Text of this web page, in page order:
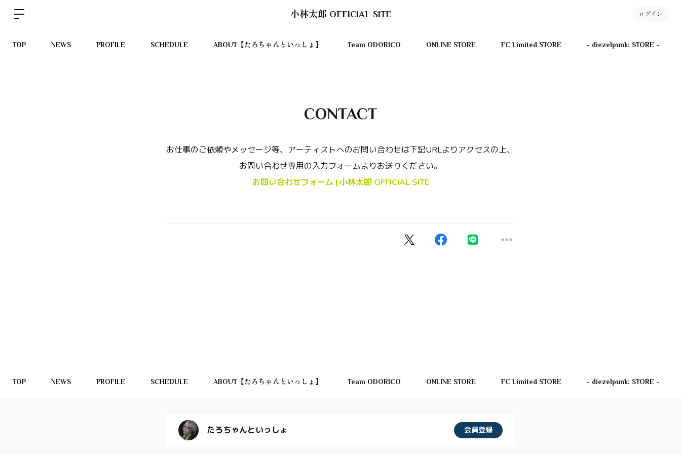
小林太郎 OFFICIAL SITE ログイン
TOP NEWS PROFILE SCHEDULE ABOUT【たろちゃんといっしょ】 Team ODORICO ONLINE STORE FC Limited STORE - diezelpunk: STORE -
CONTACT
お仕事のご依頼やメッセージ等、アーティストへのお問い合わせは下記URLよりアクセスの上、
お問い合わせ専用の入力フォームよりお送りください。
お問い合わせフォーム | 小林太郎 OFFICIAL SITE
TOP NEWS PROFILE SCHEDULE ABOUT【たろちゃんといっしょ】 Team ODORICO ONLINE STORE FC Limited STORE - diezelpunk: STORE -
たろちゃんといっしょ 会員登録